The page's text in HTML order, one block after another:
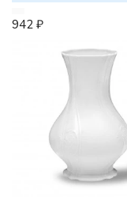
942 ₽